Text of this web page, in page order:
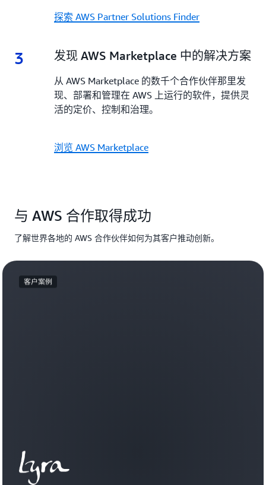
探索 AWS Partner Solutions Finder
3 3.
发现 AWS Marketplace 中的解决方案
从 AWS Marketplace 的数千个合作伙伴那里发
现、部署和管理在 AWS 上运行的软件，提供灵
活的定价、控制和治理。
浏览 AWS Marketplace
与 AWS 合作取得成功
了解世界各地的 AWS 合作伙伴如何为其客户推动创新。
客户案例